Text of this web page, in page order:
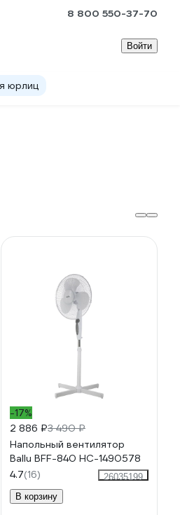
8 800 550-37-70
Войти
юрлиц
-17%
2 886 ₽3 490 ₽
Напольный вентилятор
Ballu BFF-840 НС-1490578
4.7(16)
26035199
В корзину